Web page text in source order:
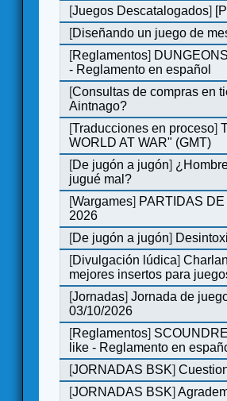
[Juegos Descatalogados]
[Diseñando un juego de
[Reglamentos]
- Reglamento en español
[Consultas de compras en
Aintnago?
[Traducciones en proceso]
WORLD AT WAR" (GMT)
[De jugón a jugón]
jugué mal?
[Wargames] PARTIDAS
2026
[De jugón a jugón]
[Divulgación lúdica]
mejores insertos para
[Jornadas]Jornada de
03/10/2026
[Reglamentos]
like - Reglamento en
[JORNADAS BSK]
[JORNADAS BSK]